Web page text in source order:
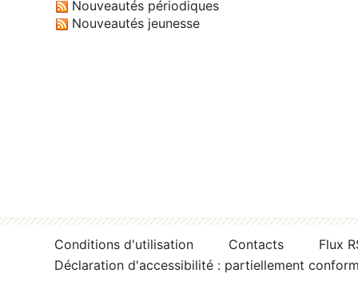
Nouveautés périodiques
Nouveautés jeunesse
Conditions d'utilisation Contacts
Flux
Déclaration d'accessibilité : partiellement